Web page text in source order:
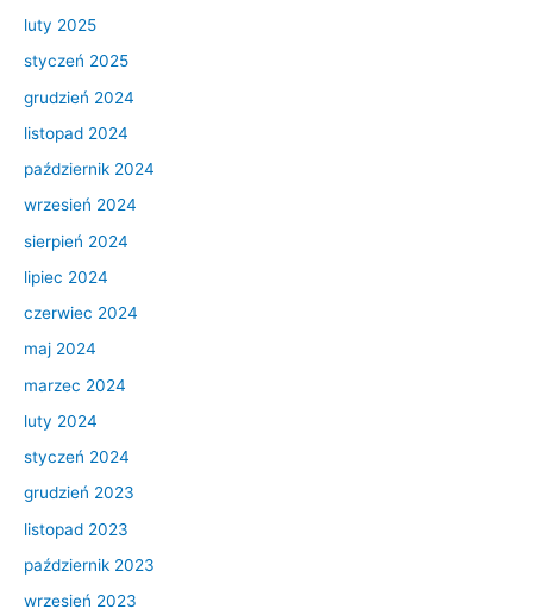
luty 2025
styczeń 2025
grudzień 2024
listopad 2024
październik 2024
wrzesień 2024
sierpień 2024
lipiec 2024
czerwiec 2024
maj 2024
marzec 2024
luty 2024
styczeń 2024
grudzień 2023
listopad 2023
październik 2023
wrzesień 2023